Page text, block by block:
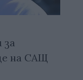
за
на САЩ